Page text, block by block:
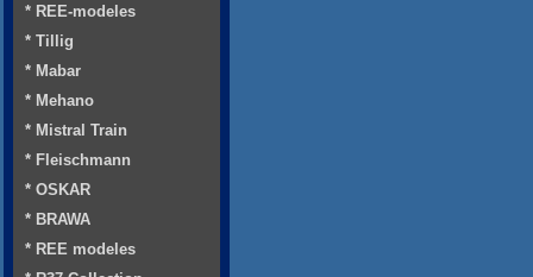
* REE-modeles
* Tillig
* Mabar
* Mehano
* Mistral Train
* Fleischmann
* OSKAR
* BRAWA
* REE modeles